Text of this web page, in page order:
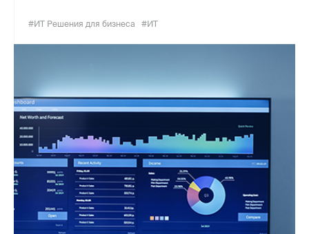
#ИТ Решения для бизнеса #ИТ